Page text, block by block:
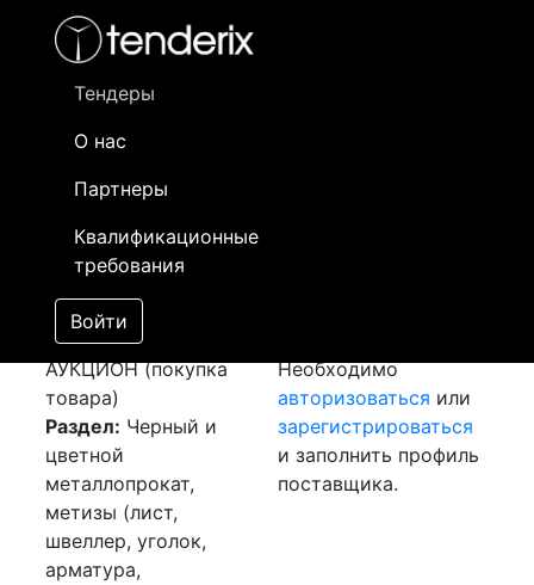
Тендеры
О нас
Партнеры
Квалификационные
требования
Войти
- активный лот
- сохраненный лот (не опубликован)
Закуп: Лист
холоднокатанный
[Завершен]
Победитель выбран
Лот №:5974
АУКЦИОН (покупка
товара)
Раздел: Черный и
цветной
металлопрокат,
метизы (лист,
швеллер, уголок,
арматура,
Необходимо
авторизоваться или
зарегистрироваться
и заполнить профиль
поставщика.